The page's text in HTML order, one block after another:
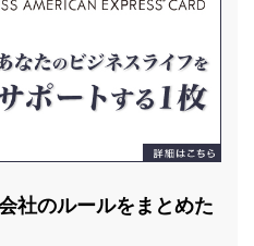
社のルールをまとめた